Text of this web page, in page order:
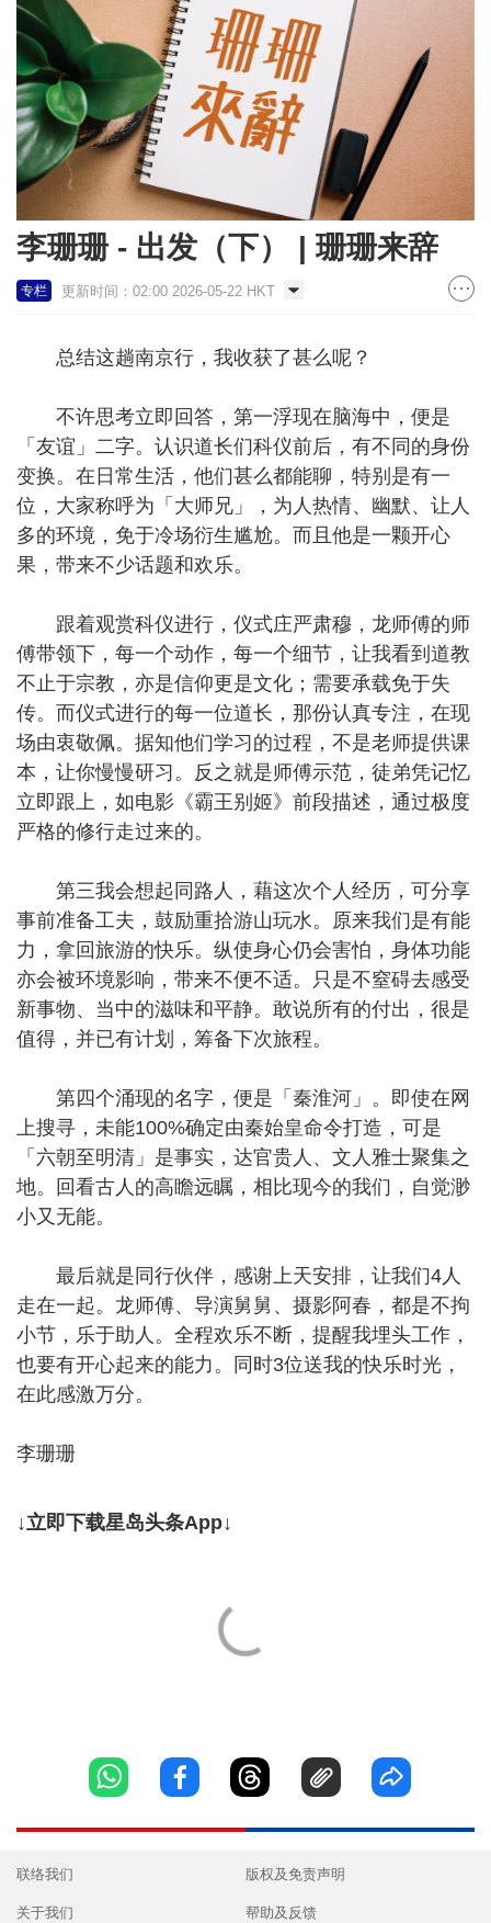
李珊珊 - 出发（下） | 珊珊来辞
专栏 更新时间：02:00 2026-05-22 HKT
总结这趟南京行，我收获了甚么呢？
不许思考立即回答，第一浮现在脑海中，便是
「友谊」二字。认识道长们科仪前后，有不同的身份
变换。在日常生活，他们甚么都能聊，特别是有一
位，大家称呼为「大师兄」，为人热情、幽默、让人
多的环境，免于冷场衍生尴尬。而且他是一颗开心
果，带来不少话题和欢乐。
跟着观赏科仪进行，仪式庄严肃穆，龙师傅的师
傅带领下，每一个动作，每一个细节，让我看到道教
不止于宗教，亦是信仰更是文化；需要承载免于失
传。而仪式进行的每一位道长，那份认真专注，在现
场由衷敬佩。据知他们学习的过程，不是老师提供课
本，让你慢慢研习。反之就是师傅示范，徒弟凭记忆
立即跟上，如电影《霸王别姬》前段描述，通过极度
严格的修行走过来的。
第三我会想起同路人，藉这次个人经历，可分享
事前准备工夫，鼓励重拾游山玩水。原来我们是有能
力，拿回旅游的快乐。纵使身心仍会害怕，身体功能
亦会被环境影响，带来不便不适。只是不窒碍去感受
新事物、当中的滋味和平静。敢说所有的付出，很是
值得，并已有计划，筹备下次旅程。
第四个涌现的名字，便是「秦淮河」。即使在网
上搜寻，未能100%确定由秦始皇命令打造，可是
「六朝至明清」是事实，达官贵人、文人雅士聚集之
地。回看古人的高瞻远瞩，相比现今的我们，自觉渺
小又无能。
最后就是同行伙伴，感谢上天安排，让我们4人
走在一起。龙师傅、导演舅舅、摄影阿春，都是不拘
小节，乐于助人。全程欢乐不断，提醒我埋头工作，
也要有开心起来的能力。同时3位送我的快乐时光，
在此感激万分。
李珊珊
↓立即下载星岛头条App↓
联络我们
关于我们
版权及免责声明
帮助及反馈